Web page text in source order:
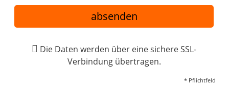
absenden
Die Daten werden über eine sichere SSL-
Verbindung übertragen.
* Pflichtfeld